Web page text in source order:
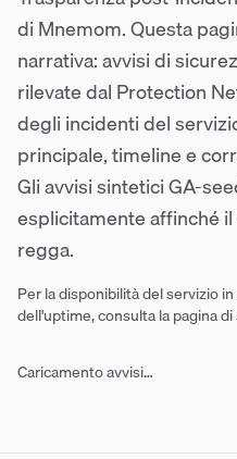
di Mnemom. Questa
narrativa: avvisi di
rilevate dal Protection
degli incidenti del
principale, timeline e
Gli avvisi sintetici GA-
esplicitamente affinché
regga.
Per la disponibilità del servizio
dell'uptime, consulta la pagina
Caricamento avvisi…